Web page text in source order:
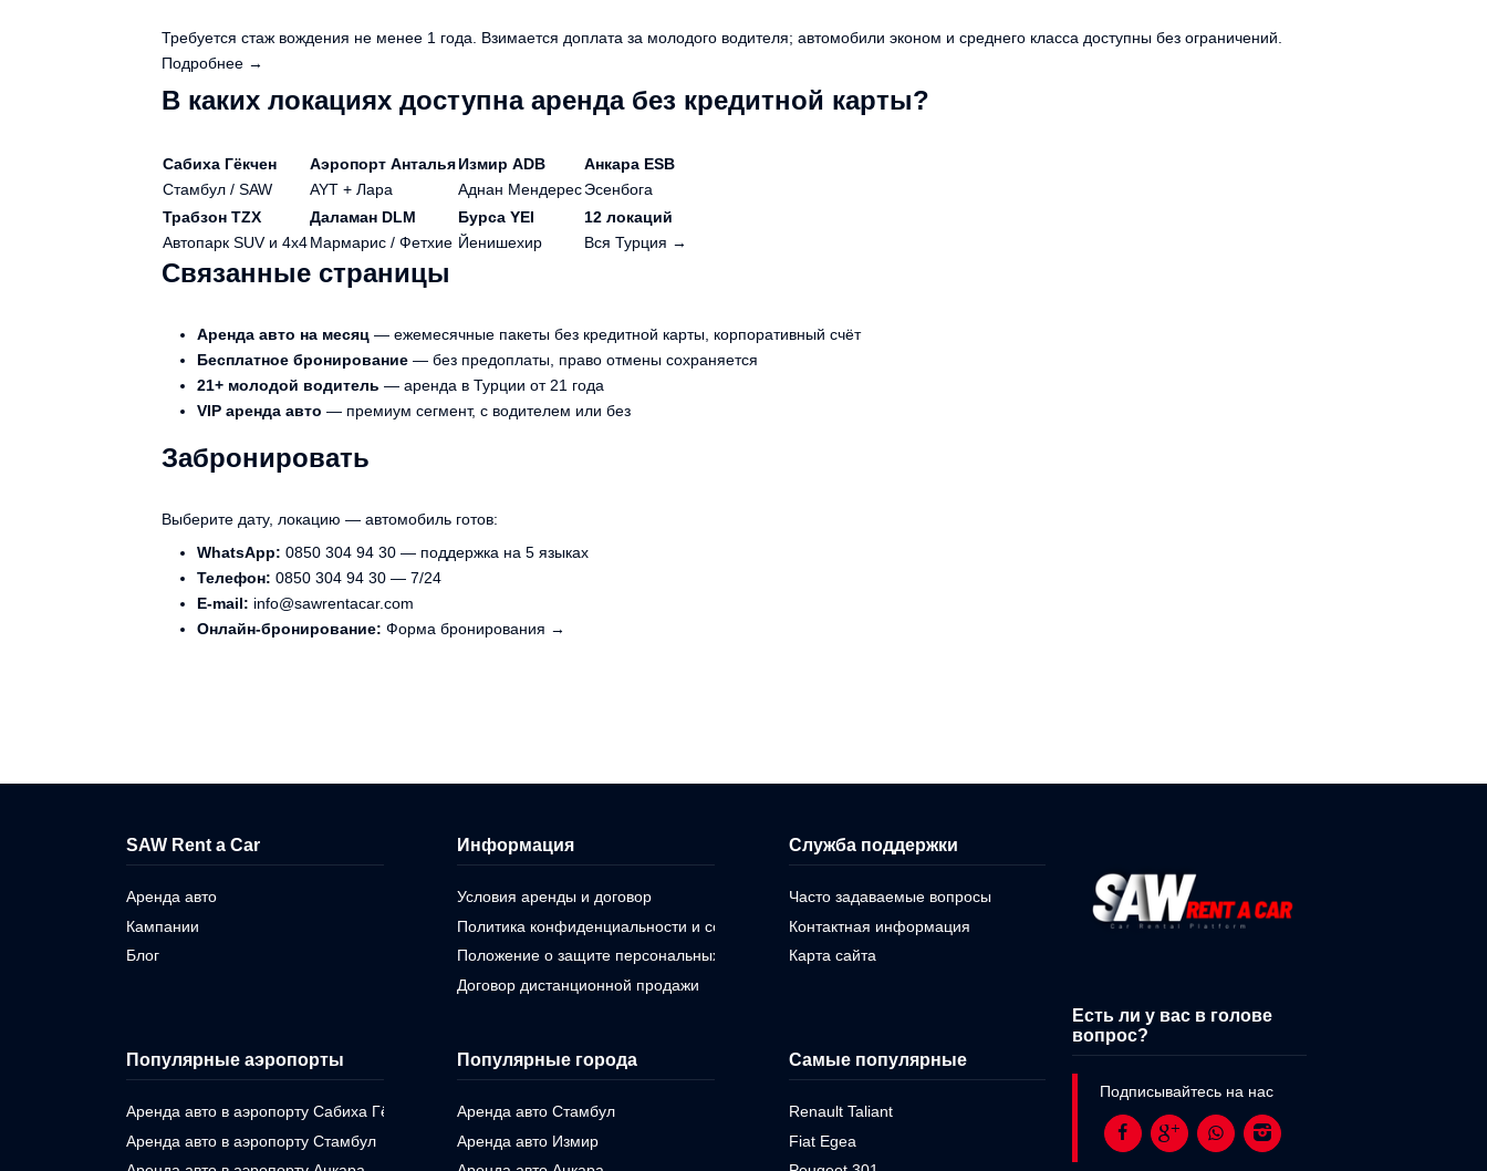
Требуется стаж вождения не менее 1 года. Взимается доплата за молодого водителя; автомобили эконом и среднего класса доступны без ограничений.
Подробнее →
В каких локациях доступна аренда без кредитной карты?
Сабиха Гёкчен
Стамбул / SAW
Аэропорт Анталья
AYT + Лара
Измир ADB
Аднан Мендерес
Анкара ESB
Эсенбога
Трабзон TZX
Автопарк SUV и 4x4
Даламан DLM
Мармарис / Фетхие
Бурса YEI
Йенишехир
12 локаций
Вся Турция →
Связанные страницы
Аренда авто на месяц — ежемесячные пакеты без кредитной карты, корпоративный счёт
Бесплатное бронирование — без предоплаты, право отмены сохраняется
21+ молодой водитель — аренда в Турции от 21 года
VIP аренда авто — премиум сегмент, с водителем или без
Забронировать
Выберите дату, локацию — автомобиль готов:
WhatsApp: 0850 304 94 30 — поддержка на 5 языках
Телефон: 0850 304 94 30 — 7/24
E-mail: info@sawrentacar.com
Онлайн-бронирование: Форма бронирования →
SAW Rent a Car
Аренда авто
Кампании
Блог
Информация
Условия аренды и договор
Политика конфиденциальности и cookie
Положение о защите персональных данных
Договор дистанционной продажи
Служба поддержки
Часто задаваемые вопросы
Контактная информация
Карта сайта
Популярные аэропорты
Аренда авто в аэропорту Сабиха Гёкчен
Аренда авто в аэропорту Стамбул
Популярные города
Аренда авто Стамбул
Аренда авто Измир
Самые популярные
Renault Taliant
Fiat Egea
Есть ли у вас в голове
вопрос?
Подписывайтесь на нас